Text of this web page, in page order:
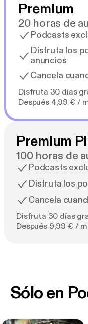
Premium
20 horas de
Podcasts
Disfruta los
anuncios
Cancela
Disfruta 30 días
Después 4,99 € /
Premium
100 horas de
Podcasts
Disfruta los
Cancela
Disfruta 30 días
Después 9,99 € /
Sólo en